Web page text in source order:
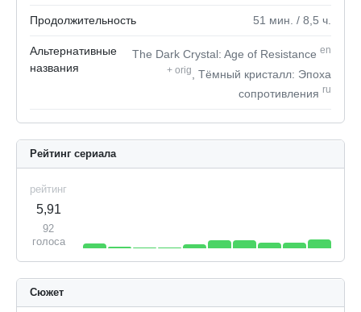
Продолжительность 51 мин. / 8,5 ч.
Альтернативные
названия
The Dark Crystal: Age of Resistance en
+ orig
, Тёмный кристалл: Эпоха
сопротивления ru
Рейтинг сериала
рейтинг
5,91
92
голоса
Сюжет